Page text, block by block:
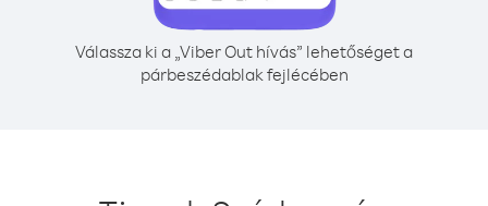
Válassza ki a „Viber Out hívás” lehetőséget a
párbeszédablak fejlécében